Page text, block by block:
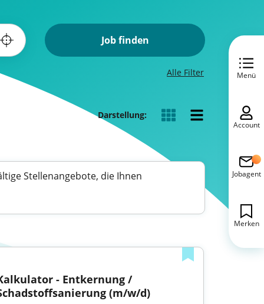
Job finden
Alle Filter
Darstellung:
Stellenangebote, die Ihnen
- Entkernung /
(m/w/d)
Menü
Account
Jobagent
Merken